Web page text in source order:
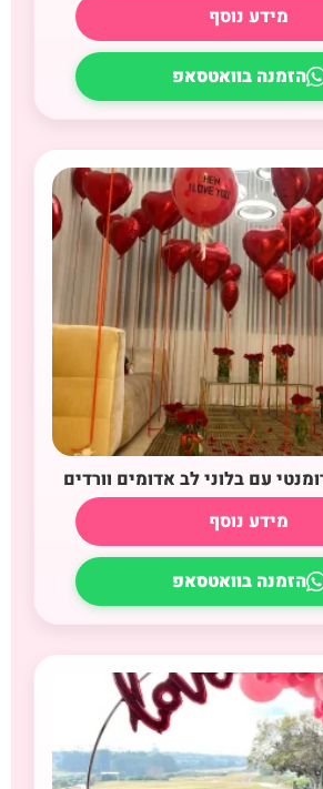
מידע נוסף
הזמנה בוואטסאפ
עם בלוני לב אדומים וורדים
מידע נוסף
הזמנה בוואטסאפ